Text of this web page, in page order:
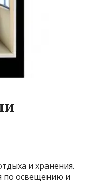
и хранения.
по освещению и